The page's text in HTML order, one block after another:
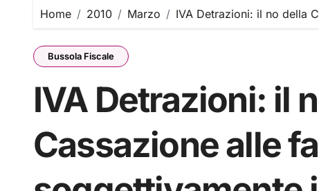
Home 2010 Marzo IVA Detrazioni: il no della
Bussola Fiscale
IVA Detrazioni: il
Cassazione alle